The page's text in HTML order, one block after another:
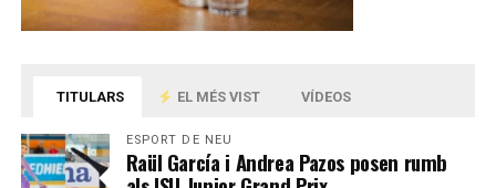
TITULARS EL MÉS VIST VÍDEOS
ESPORT DE NEU
Raül García i Andrea Pazos posen rumb